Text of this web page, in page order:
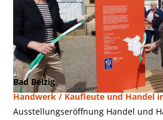
Bad Belzig
Handwerk / Kaufleute und Handel
Ausstellungseröffnung Handel und